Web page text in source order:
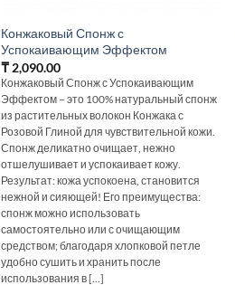
Конжаковый Спонж с
Успокаивающим Эффектом
₸ 2,090.00
Конжаковый Спонж с Успокаивающим
Эффектом – это 100% натуральный спонж
из растительных волокон Конжака с
Розовой Глиной для чувствительной кожи.
Спонж деликатно очищает, нежно
отшелушивает и успокаивает кожу.
Результат: кожа успокоена, становится
нежной и сияющей! Его преимущества:
спонж можно использовать
самостоятельно или с очищающим
средством; благодаря хлопковой петле
удобно сушить и хранить после
использования в [...]